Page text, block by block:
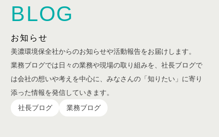
BUSINESS
BLOG
TEL
お知らせ
BLOG
美濃環境保全社からのお知らせや活動報告をお届けします。
業務ブログでは日々の業務や現場の取り組みを、社長ブログで
は会社の想いや考えを中心に、みなさんの「知りたい」に寄り
添った情報を発信していきます。
社長ブログ
業務ブログ